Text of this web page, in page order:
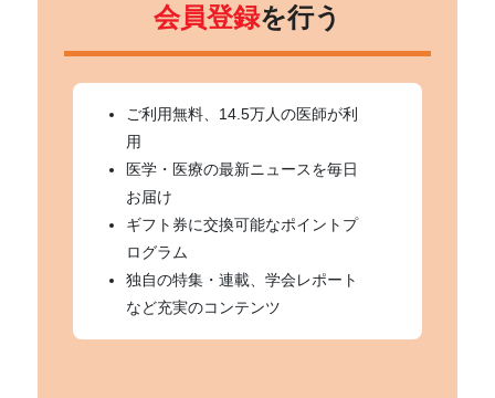
会員登録を行う
ご利用無料、14.5万人の医師が利
用
医学・医療の最新ニュースを毎日
お届け
ギフト券に交換可能なポイントプ
ログラム
独自の特集・連載、学会レポート
など充実のコンテンツ